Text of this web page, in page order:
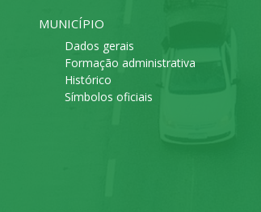
MUNICÍPIO
Dados gerais
Formação administrativa
Histórico
Símbolos oficiais